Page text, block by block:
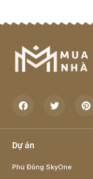
Dự án
Phú Đông SkyOne